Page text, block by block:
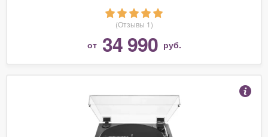
(Отзывы 1)
от 34 990 руб.